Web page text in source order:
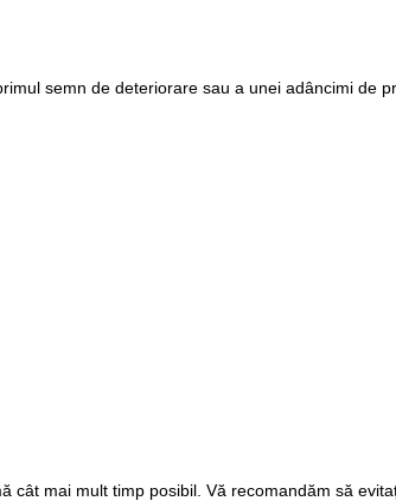
semn de deteriorare sau a unei adâncimi de
mai mult timp posibil. Vă recomandăm să